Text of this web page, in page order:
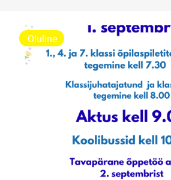
Oluline